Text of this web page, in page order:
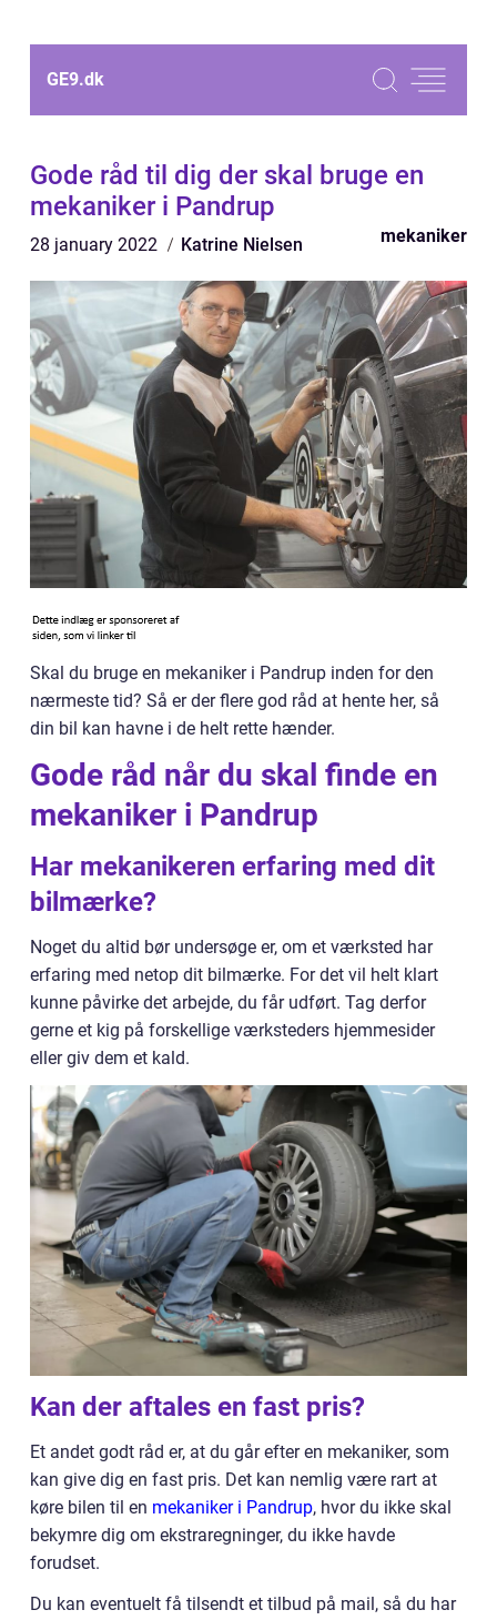
GE9.dk
Gode råd til dig der skal bruge en
mekaniker i Pandrup
28 january 2022 Katrine Nielsen mekaniker
Skal du bruge en mekaniker i Pandrup inden for den
nærmeste tid? Så er der flere god råd at hente her, så
din bil kan havne i de helt rette hænder.
Gode råd når du skal finde en
mekaniker i Pandrup
Har mekanikeren erfaring med dit
bilmærke?
Noget du altid bør undersøge er, om et værksted har
erfaring med netop dit bilmærke. For det vil helt klart
kunne påvirke det arbejde, du får udført. Tag derfor
gerne et kig på forskellige værksteders hjemmesider
eller giv dem et kald.
Kan der aftales en fast pris?
Et andet godt råd er, at du går efter en mekaniker, som
kan give dig en fast pris. Det kan nemlig være rart at
køre bilen til en mekaniker i Pandrup, hvor du ikke skal
bekymre dig om ekstraregninger, du ikke havde
forudset.
Du kan eventuelt få tilsendt et tilbud på mail, så du har